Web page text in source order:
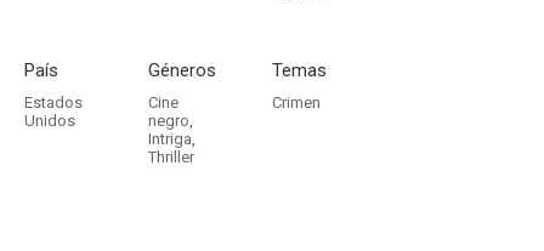
País
Estados
Unidos
Géneros
Cine
negro,
Intriga,
Thriller
Temas
Crimen